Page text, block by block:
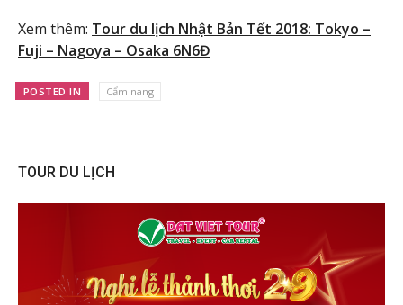
Xem thêm: Tour du lịch Nhật Bản Tết 2018: Tokyo –
Fuji – Nagoya – Osaka 6N6Đ
POSTED IN Cẩm nang
TOUR DU LỊCH